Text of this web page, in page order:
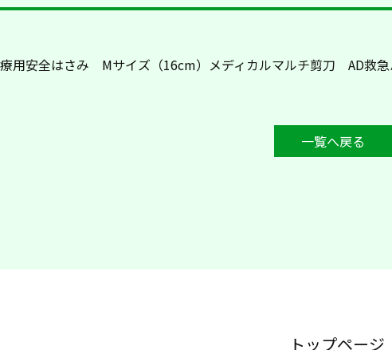
用安全はさみ Mサイズ（16cm）メディカルマルチ剪刀 AD救
一覧へ戻る
トップページ